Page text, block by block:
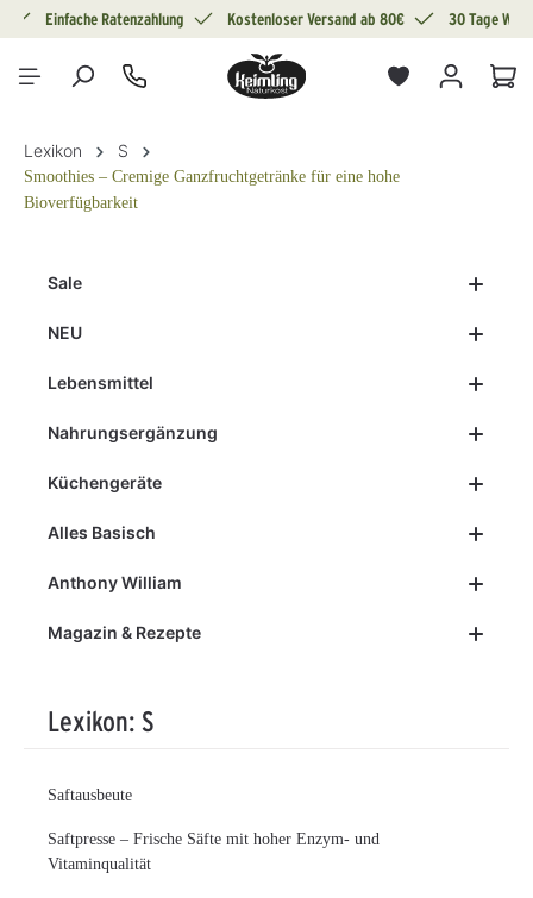
springen
Einfache Ratenzahlung Kostenloser Versand ab 80€ 30 Tage
Lexikon S
Smoothies – Cremige Ganzfruchtgetränke für eine hohe
Bioverfügbarkeit
Sale
NEU
Lebensmittel
Nahrungsergänzung
Küchengeräte
Alles Basisch
Anthony William
Magazin & Rezepte
Lexikon: S
Saftausbeute
Saftpresse – Frische Säfte mit hoher Enzym- und
Vitaminqualität